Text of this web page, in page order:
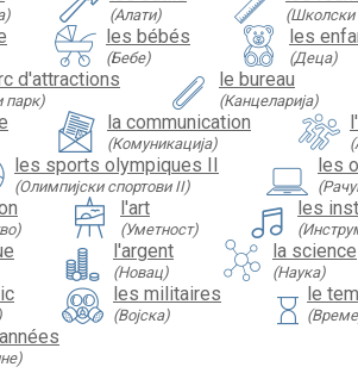
(Алати) (Школски
les bébés
(Бебе)
les
(Деца)
d'attractions
парк)
le bureau
(Канцеларија)
la communication
(Комуникација)
les sports olympiques II
(Олимпијски спортови II)
les
l'art
(Уметност)
les
l'argent
(Новац)
la science
(Наука)
les militaires
(Војска) hourglass le